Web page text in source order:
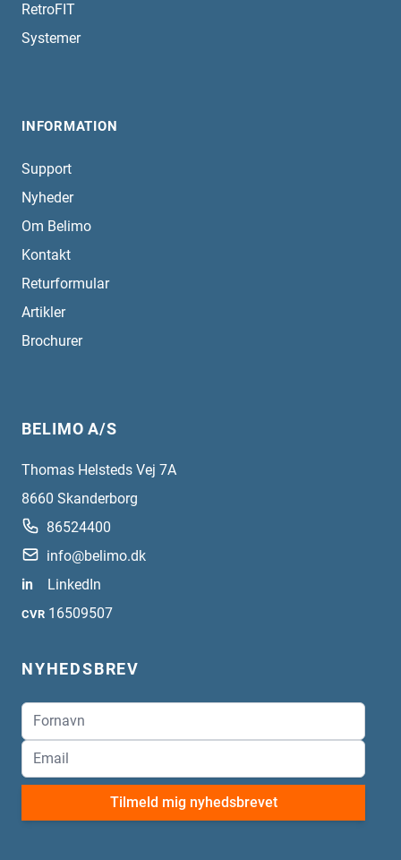
RetroFIT
Systemer
INFORMATION
Support
Nyheder
Om Belimo
Kontakt
Returformular
Artikler
Brochurer
BELIMO A/S
Thomas Helsteds Vej 7A
8660 Skanderborg
86524400
info@belimo.dk
in
LinkedIn
CVR 16509507
NYHEDSBREV
Tilmeld mig nyhedsbrevet